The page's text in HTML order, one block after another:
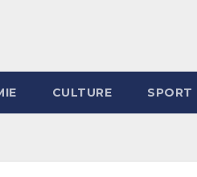
CULTURE SPORT